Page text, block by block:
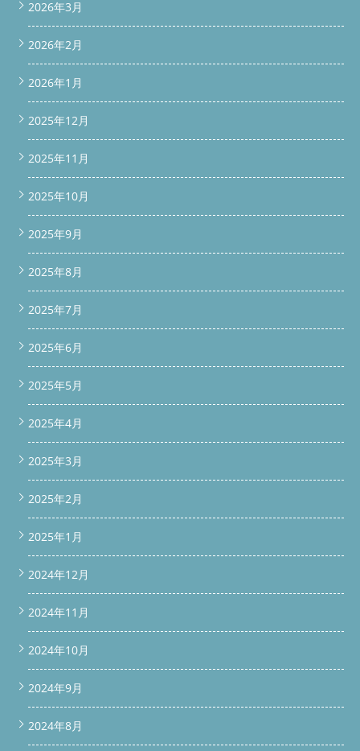
2026年3月
2026年2月
2026年1月
2025年12月
2025年11月
2025年10月
2025年9月
2025年8月
2025年7月
2025年6月
2025年5月
2025年4月
2025年3月
2025年2月
2025年1月
2024年12月
2024年11月
2024年10月
2024年9月
2024年8月